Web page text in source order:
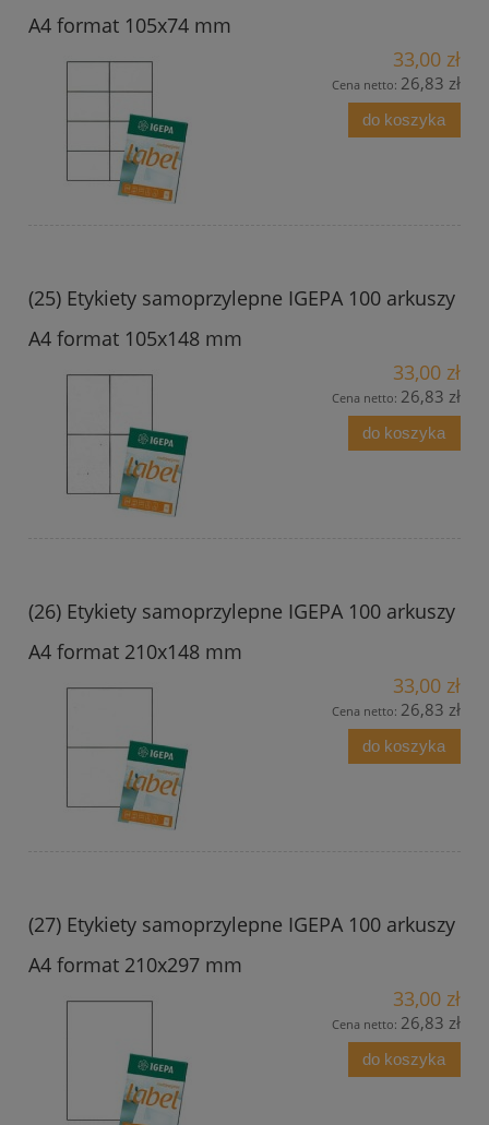
A4 format 105x74 mm
33,00 zł
Cena netto: 26,83 zł
do koszyka
(25) Etykiety samoprzylepne IGEPA 100 arkuszy
A4 format 105x148 mm
33,00 zł
Cena netto: 26,83 zł
do koszyka
(26) Etykiety samoprzylepne IGEPA 100 arkuszy
A4 format 210x148 mm
33,00 zł
Cena netto: 26,83 zł
do koszyka
(27) Etykiety samoprzylepne IGEPA 100 arkuszy
A4 format 210x297 mm
33,00 zł
Cena netto: 26,83 zł
do koszyka